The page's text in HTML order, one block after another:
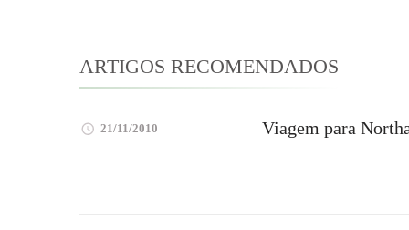
ARTIGOS RECOMENDADOS
21/11/2010 Viagem para